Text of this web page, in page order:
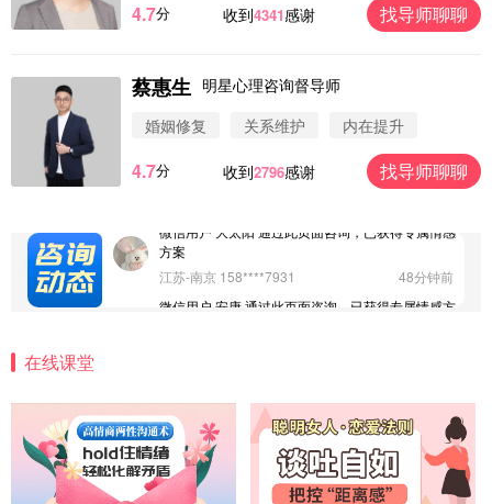
4.7分 收到4341感谢 找导师聊聊
蔡惠生 明星心理咨询督导师
婚姻修复
关系维护 内在提升
4.7分 收到2796感谢 找导师聊聊
微信用户 圆圈 通过此页面咨询，已获得专属情感方
微信用户 Vnno 通过此页面咨询，已获得专属情感方
案
微信用户 大太阳 通过此页面咨询，已获得专属情感
微信用户 安康 通过此页面咨询，已获得专属情感方
案
方案
上海-浦东 177****9074
56分钟前
微信用户 Liberty 通过此页面咨询，已获得专属情感
方案
在线课堂